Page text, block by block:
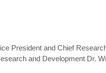
President and Chief
and Development Dr.